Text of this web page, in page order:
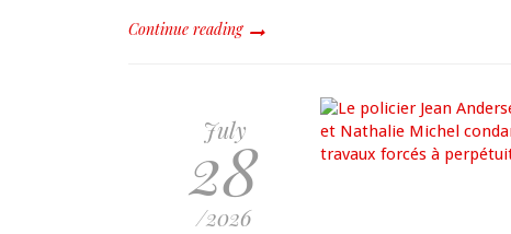
Continue reading
July
28
/2026